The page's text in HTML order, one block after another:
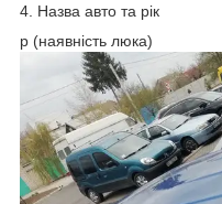
4. Назва авто та рік
p (наявність люка)